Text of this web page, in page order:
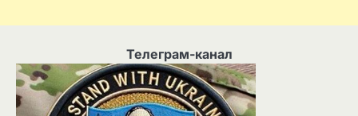
Телеграм-канал